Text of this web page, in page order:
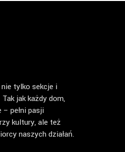
tylko sekcje i
jak każdy dom,
pełni pasji
kultury, ale też
naszych działań.